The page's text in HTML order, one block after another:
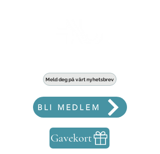
Meld deg på vårt nyhetsbrev
BLI MEDLEM
Gavekort